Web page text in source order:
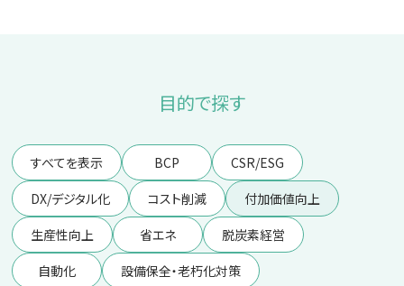
目的で探す
すべてを表示 BCP
CSR/ESG
DX/デジタル化
コスト削減
付加価値向上
生産性向上
省エネ
脱炭素経営
自動化
設備保全・老朽化対策